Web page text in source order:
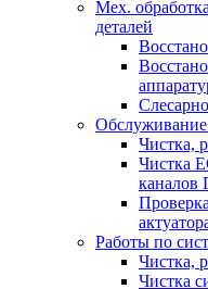
Мех.
деталей
Обслуживание
Чистка,
Чистка
каналов
Работы по
Чистка,
Чистка